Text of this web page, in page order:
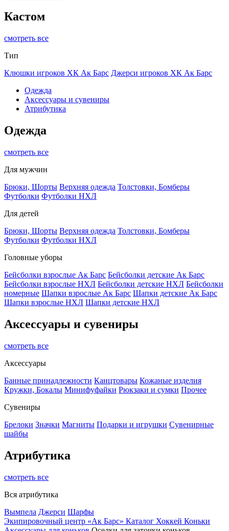
Кастом
смотреть все
Тип
Клюшки игроков ХК Ак Барс Джерси игроков ХК Ак Барс
Одежда
Аксессуары и сувениры
Атрибутика
Одежда
смотреть все
Для мужчин
Брюки, Шорты Верхняя одежда Толстовки, Бомберы
Футболки Футболки НХЛ
Для детей
Брюки, Шорты Верхняя одежда Толстовки, Бомберы
Футболки Футболки НХЛ
Головные уборы
Бейсболки взрослые Ак Барс Бейсболки детские Ак Барс
Бейсболки взрослые НХЛ Бейсболки детские НХЛ Бейсболки
номерные Шапки взрослые Ак Барс Шапки детские Ак Барс
Шапки взрослые НХЛ Шапки детские НХЛ
Аксессуары и сувениры
смотреть все
Аксессуары
Банные принадлежности Канцтовары Кожаные изделия
Кружки, Бокалы Минифуфайки Рюкзаки и сумки Прочее
Сувениры
Брелоки Значки Магниты Подарки и игрушки Сувенирные
шайбы
Атрибутика
смотреть все
Вся атрибутика
Вымпела Джерси Шарфы
Экипировочный центр «Ак Барс» Каталог Хоккей Коньки